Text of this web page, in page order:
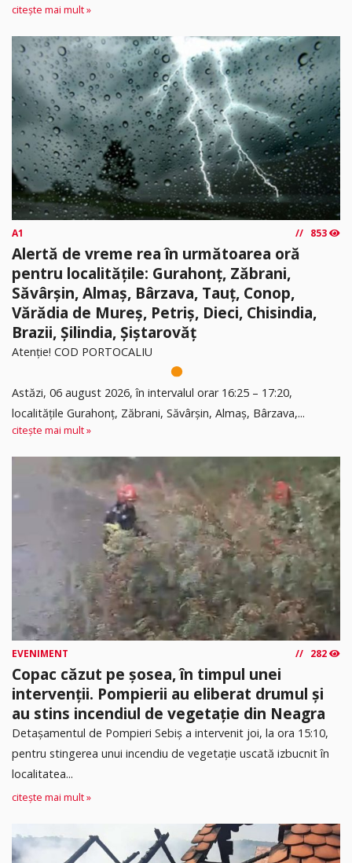
citește mai mult »
A1 853
Alertă de vreme rea în următoarea oră
pentru localitățile: Gurahonț, Zăbrani,
Săvârșin, Almaș, Bârzava, Tauț, Conop,
Vărădia de Mureș, Petriș, Dieci, Chisindia,
Brazii, Șilindia, Șiștarovăț
Atenție! COD PORTOCALIU
Astăzi, 06 august 2026, în intervalul orar 16:25 – 17:20,
localitățile Gurahonț, Zăbrani, Săvârșin, Almaș, Bârzava,...
citește mai mult »
EVENIMENT 282
Copac căzut pe șosea, în timpul unei
intervenții. Pompierii au eliberat drumul și
au stins incendiul de vegetație din Neagra
Detașamentul de Pompieri Sebiș a intervenit joi, la ora 15:10,
pentru stingerea unui incendiu de vegetație uscată izbucnit în
localitatea...
citește mai mult »